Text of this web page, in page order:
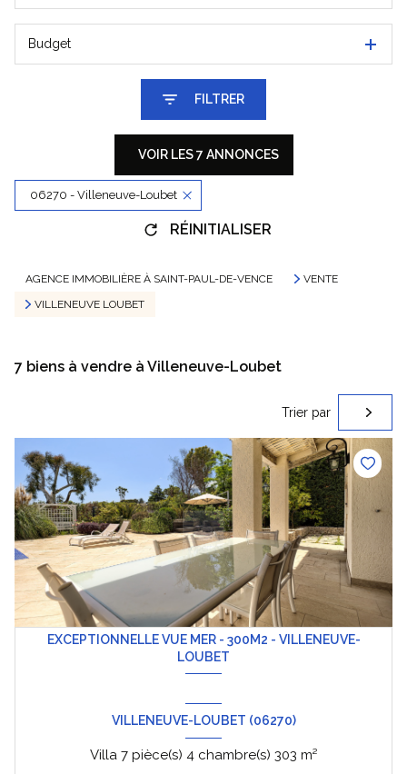
Budget
FILTRER
VOIR LES7 ANNONCES
06270 - Villeneuve-Loubet
RÉINITIALISER
AGENCE IMMOBILIÈRE À SAINT-PAUL-DE-VENCE
VENTE
VILLENEUVE LOUBET
7 biens à vendre à Villeneuve-Loubet
Trier par
EXCEPTIONNELLE VUE MER - 300M2 - VILLENEUVE-
LOUBET
VILLENEUVE-LOUBET (06270)
Villa 7 pièce(s) 4 chambre(s) 303 m²